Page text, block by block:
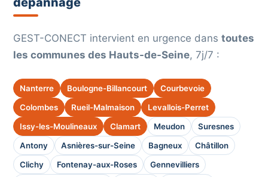
GEST-CONECT intervient en urgence dans toutes
les communes des Hauts-de-Seine, 7j/7 :
Nanterre Boulogne-Billancourt
Courbevoie
Colombes
Rueil-Malmaison
Levallois-Perret
Issy-les-Moulineaux
Clamart Meudon
Suresnes
Antony
Asnières-sur-Seine Bagneux
Châtillon
Clichy
Fontenay-aux-Roses
Gennevilliers